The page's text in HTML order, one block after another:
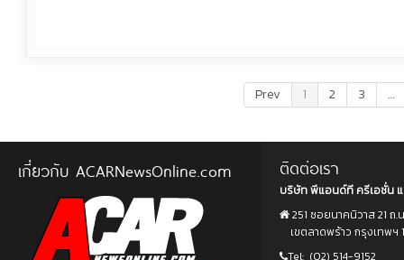
Prev 1 2 3 …
เกี่ยวกับ ACARNewsOnline.com ติดต่อเรา
บริษัท พีแอนด์ที ครีเอชั่น
251 ซอยนาคนิวาส 21 ถ
เขตลาดพร้าว กรุงเทพฯ
Tel: (02) 514-9152